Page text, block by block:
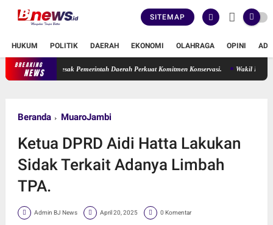
SITEMAP
HUKUM POLITIK DAERAH EKONOMI OLAHRAGA OPINI
BREAKING
NEWS
Suryani Desak Pemerintah Daerah Perkuat Komitmen Konservasi. Wakil Ketua DPRD
Beranda MuaroJambi
Ketua DPRD Aidi Hatta Lakukan
Sidak Terkait Adanya Limbah
TPA.
Admin BJ News April 20, 2025 0 Komentar